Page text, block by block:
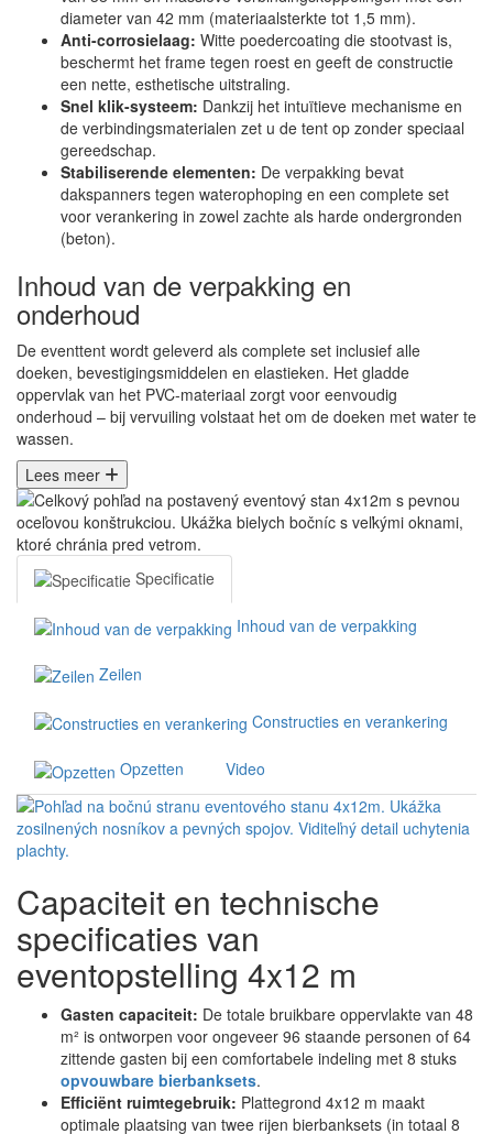
diameter van 42 mm (materiaalsterkte tot 1,5 mm).
Anti-corrosielaag: Witte poedercoating die stootvast is,
beschermt het frame tegen roest en geeft de constructie
een nette, esthetische uitstraling.
Snel klik-systeem: Dankzij het intuïtieve mechanisme en
de verbindingsmaterialen zet u de tent op zonder speciaal
gereedschap.
Stabiliserende elementen: De verpakking bevat
dakspanners tegen waterophoping en een complete set
voor verankering in zowel zachte als harde ondergronden
(beton).
Inhoud van de verpakking en
onderhoud
De eventtent wordt geleverd als complete set inclusief alle
doeken, bevestigingsmiddelen en elastieken. Het gladde
oppervlak van het PVC-materiaal zorgt voor eenvoudig
onderhoud – bij vervuiling volstaat het om de doeken met water te
wassen.
Lees meer
Specificatie
Inhoud van de verpakking
Zeilen
Constructies en verankering
Opzetten Video
Capaciteit en technische
specificaties van
eventopstelling 4x12 m
Gasten capaciteit: De totale bruikbare oppervlakte van 48
m² is ontworpen voor ongeveer 96 staande personen of 64
zittende gasten bij een comfortabele indeling met 8 stuks
opvouwbare bierbanksets.
Efficiënt ruimtegebruik: Plattegrond 4x12 m maakt
optimale plaatsing van twee rijen bierbanksets (in totaal 8